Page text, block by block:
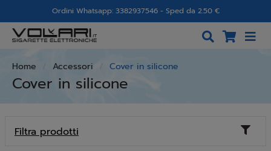
Ordini Whatsapp: 3382937546 - Sped da 2.50 €
Home Accessori Cover in silicone
Cover in silicone
Filtra prodotti